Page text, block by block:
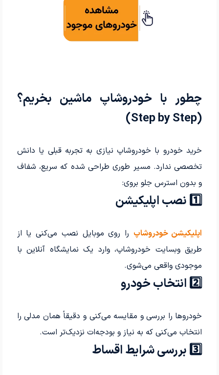
چطور با خودروشاپ ماشین بخریم؟
(Step by Step)
خرید خودرو با خودروشاپ نیازی به تجربه قبلی یا دانش
تخصصی ندارد. مسیر طوری طراحی شده که سریع، شفاف
و بدون استرس جلو بروی:
1️⃣ نصب اپلیکیشن
اپلیکیشن خودروشاپ را روی موبایل نصب می‌کنی یا از
طریق وبسایت خودروشاپ، وارد یک نمایشگاه آنلاین با
موجودی واقعی می‌شوی.
2️⃣ انتخاب خودرو
خودروها را بررسی و مقایسه می‌کنی و دقیقاً همان مدلی را
انتخاب می‌کنی که به نیاز و بودجه‌ات نزدیک‌تر است.
3️⃣ بررسی شرایط اقساط